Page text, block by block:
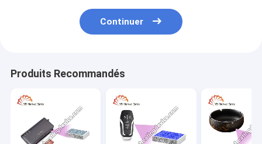
Continuer
Produits Recommandés